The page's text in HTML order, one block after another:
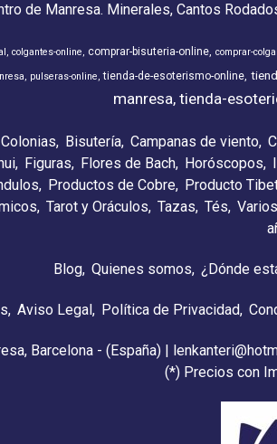
de Manresa. Minerales, Cantos
colgantes-online comprar-bisuteria-online comprar-
pulseras-online tienda-de-esoterismo-online
manresa tienda-
Bisutería Campanas de viento
Figuras Flores de Bach Horóscopos
Productos de Cobre Producto
Tarot y Oráculos Tazas Tés Varios
Blog Quienes somos ¿Dónde
Aviso Legal Política de Privacidad
Barcelona - (España) |
(*) Precios con